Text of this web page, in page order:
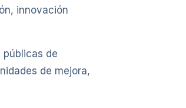
innovación
públicas de
de mejora,